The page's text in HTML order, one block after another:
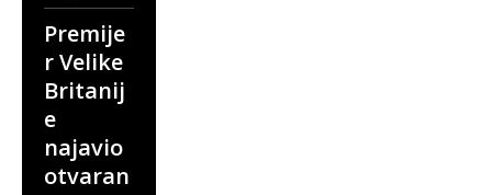
Premije
r Velike
Britanij
e
najavio
otvaran